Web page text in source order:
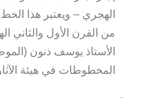
الهجري – ويعتبر هذا
من القرن الأول والثاني
الأستاذ يوسف ذنون
المخطوطات في هيئة